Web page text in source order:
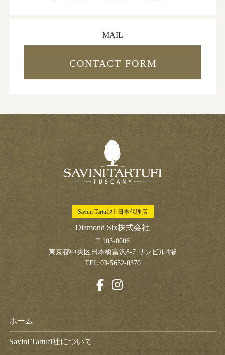
MAIL
CONTACT FORM
Savini Tartufi社 日本代理店
Diamond Six株式会社
〒103-0006
東京都中央区日本橋富沢8-7 サンビル4階
TEL.03-5652-0370
ホーム
Savini Tartufi社について